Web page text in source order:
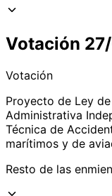
Votación
Votación
Proyecto de Ley
Administrativa
Técnica de
marítimos y de
Resto de las